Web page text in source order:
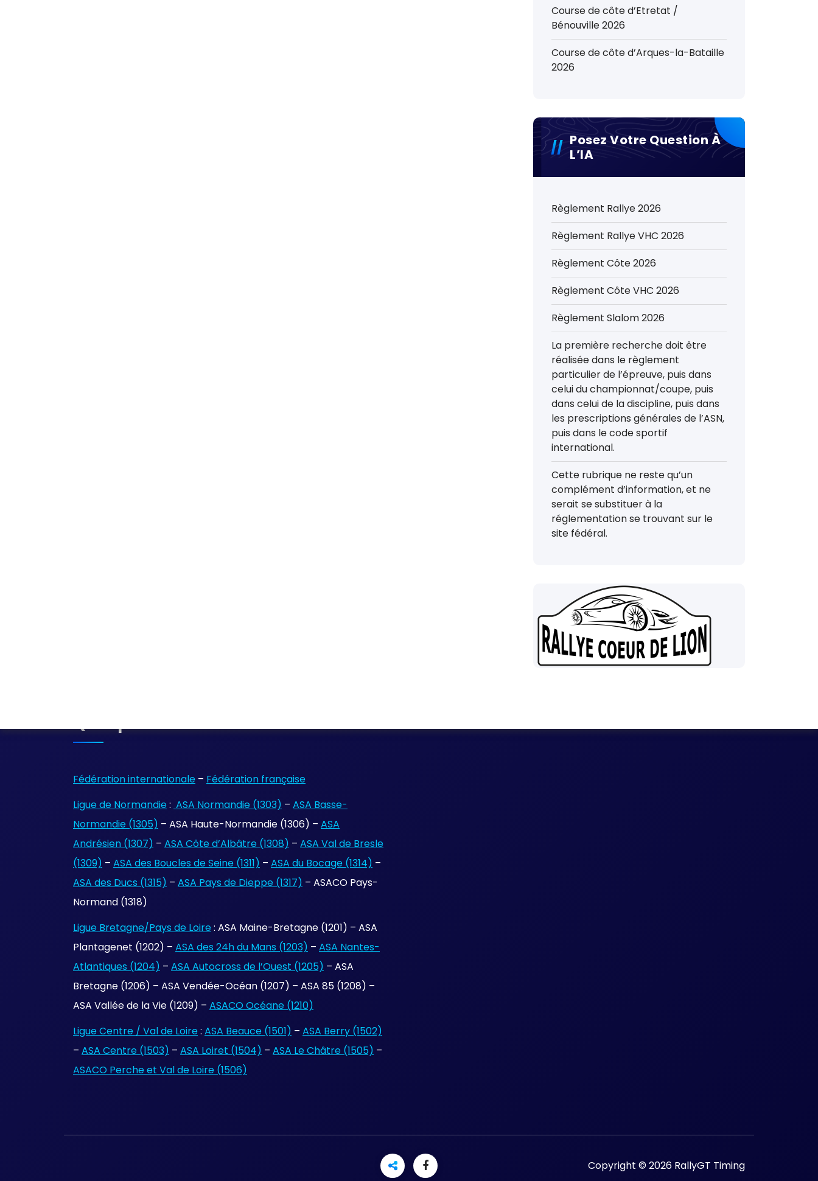
Course de côte d’Etretat /
Bénouville 2026
Course de côte d’Arques-la-Bataille
2026
Posez Votre Question À
L’IA
Règlement Rallye 2026
Règlement Rallye VHC 2026
Règlement Côte 2026
Règlement Côte VHC 2026
Règlement Slalom 2026
La première recherche doit être
réalisée dans le règlement
particulier de l’épreuve, puis dans
celui du championnat/coupe, puis
dans celui de la discipline, puis dans
les prescriptions générales de l’ASN,
puis dans le code sportif
international.
Cette rubrique ne reste qu’un
complément d’information, et ne
serait se substituer à la
réglementation se trouvant sur le
site fédéral.
Quelques Liens
Fédération internationale – Fédération française
Ligue de Normandie : ASA Normandie (1303) – ASA Basse-
Normandie (1305) – ASA Haute-Normandie (1306) – ASA
Andrésien (1307) – ASA Côte d’Albâtre (1308) – ASA Val de Bresle
(1309) – ASA des Boucles de Seine (1311) – ASA du Bocage (1314) –
ASA des Ducs (1315) – ASA Pays de Dieppe (1317) – ASACO Pays-
Normand (1318)
Ligue Bretagne/Pays de Loire : ASA Maine-Bretagne (1201) – ASA
Plantagenet (1202) – ASA des 24h du Mans (1203) – ASA Nantes-
Atlantiques (1204) – ASA Autocross de l’Ouest (1205) – ASA
Bretagne (1206) – ASA Vendée-Océan (1207) – ASA 85 (1208) –
ASA Vallée de la Vie (1209) – ASACO Océane (1210)
Ligue Centre / Val de Loire : ASA Beauce (1501) – ASA Berry (1502)
– ASA Centre (1503) – ASA Loiret (1504) – ASA Le Châtre (1505) –
ASACO Perche et Val de Loire (1506)
Copyright © 2026 RallyGT Timing